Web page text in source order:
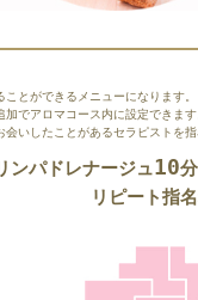
とができるメニューになります。
加でアロマコース内に設定できます
会いしたことがあるセラピストを指
ンパドレナージュ10
リピート指